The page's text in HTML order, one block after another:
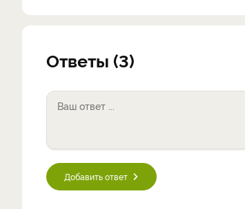
Ответы (3)
Добавить ответ